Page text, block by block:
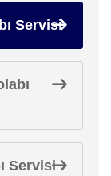
Servisi
Servisi